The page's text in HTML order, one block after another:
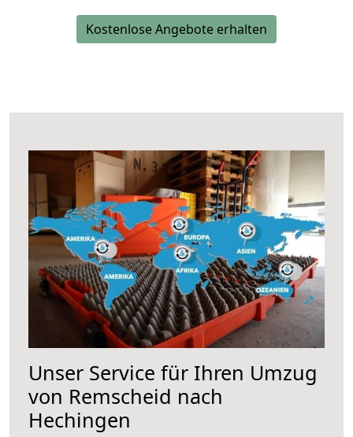
Kostenlose Angebote erhalten
Unser Service für Ihren Umzug
von Remscheid nach
Hechingen